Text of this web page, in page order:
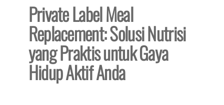
Private Label Meal
Replacement: Solusi Nutrisi
yang Praktis untuk Gaya
Hidup Aktif Anda